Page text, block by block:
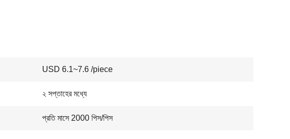
USD 6.1~7.6 /piece
২ সপ্তাহের মধ্যে
প্রতি মাসে 2000 পিস/পিস